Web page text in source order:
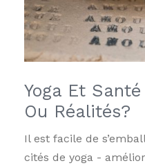
Yoga Et
Ou Réalités?
Il est facile de
cités de yoga -